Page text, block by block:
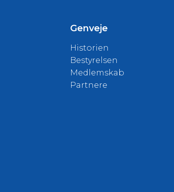
Genveje
Historien
Bestyrelsen
Medlemskab
Partnere